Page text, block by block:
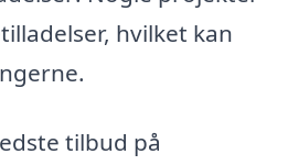
hvilket kan
tilbud på